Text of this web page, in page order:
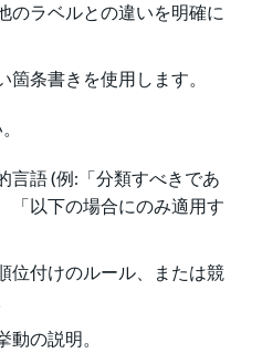
のラベルとの違いを明確に
箇条書きを使用します。
言語 (例:「分類すべきであ
「以下の場合にのみ適用す
位付けのルール、または競
動の説明。